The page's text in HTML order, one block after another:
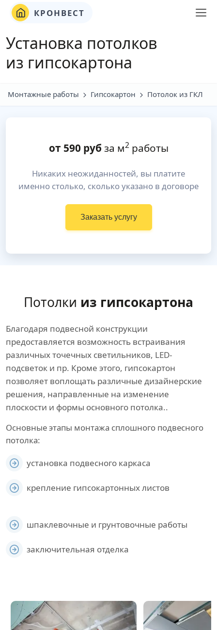
КРОНВЕСТ
Установка потолков
из гипсокартона
Монтажные работы Гипсокартон Потолок из ГКЛ
от 590руб за м2работы
Никаких неожиданностей, вы платите
именно столько, сколько указано в договоре
Заказать услугу
Потолки из гипсокартона
Благодаря подвесной конструкции
предоставляется возможность встраивания
различных точечных светильников, LED-
подсветок и пр. Кроме этого, гипсокартон
позволяет воплощать различные дизайнерские
решения, направленные на изменение
плоскости и формы основного потолка..
Основные этапы монтажа сплошного подвесного
потолка:
установка подвесного каркаса
крепление гипсокартонных листов
шпаклевочные и грунтовочные работы
заключительная отделка